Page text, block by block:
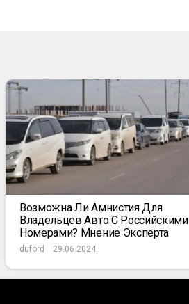
Возможна Ли Амнистия Для
Владельцев Авто С Российскими
Номерами? Мнение Эксперта
duford 29.06.2024